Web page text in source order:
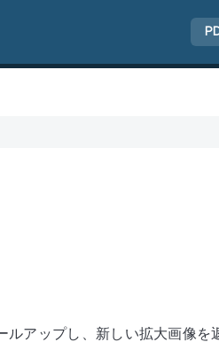
アップし、新しい拡大画像を